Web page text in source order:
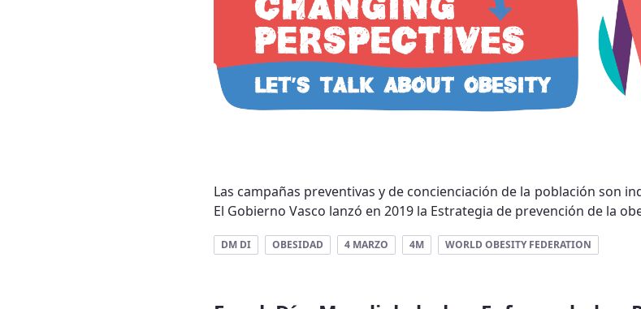
Las campañas preventivas y de concienciación de la población son
El Gobierno Vasco lanzó en 2019 la Estrategia de prevención de la
DM DI OBESIDAD 4 MARZO 4M WORLD OBESITY FEDERATION